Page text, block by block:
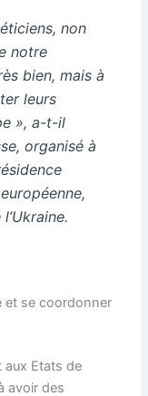
non
notre
bien, mais à
leurs
», a-t-il
organisé à
et se coordonner
aux Etats de
avoir des